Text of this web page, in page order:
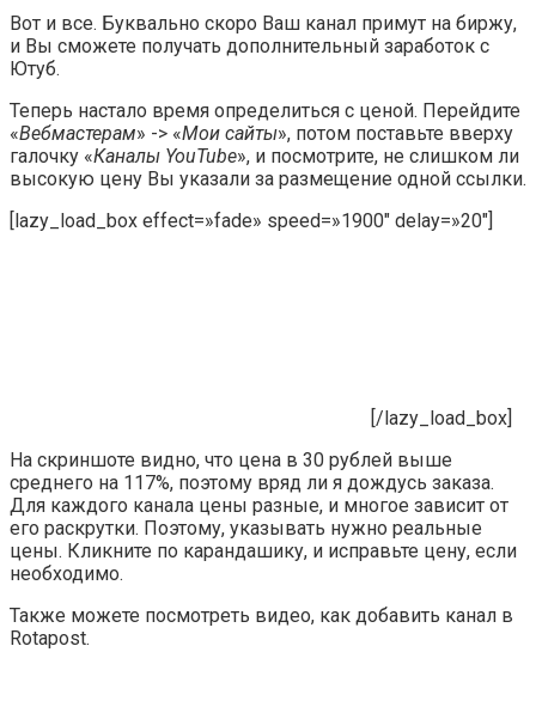
Вот и все. Буквально скоро Ваш канал примут на биржу,
и Вы сможете получать дополнительный заработок с
Ютуб.
Теперь настало время определиться с ценой. Перейдите
«Вебмастерам» -> «Мои сайты», потом поставьте вверху
галочку «Каналы YouTube», и посмотрите, не слишком ли
высокую цену Вы указали за размещение одной ссылки.
[lazy_load_box effect=»fade» speed=»1900″ delay=»20″]
[/lazy_load_box]
На скриншоте видно, что цена в 30 рублей выше
среднего на 117%, поэтому вряд ли я дождусь заказа.
Для каждого канала цены разные, и многое зависит от
его раскрутки. Поэтому, указывать нужно реальные
цены. Кликните по карандашику, и исправьте цену, если
необходимо.
Также можете посмотреть видео, как добавить канал в
Rotapost.